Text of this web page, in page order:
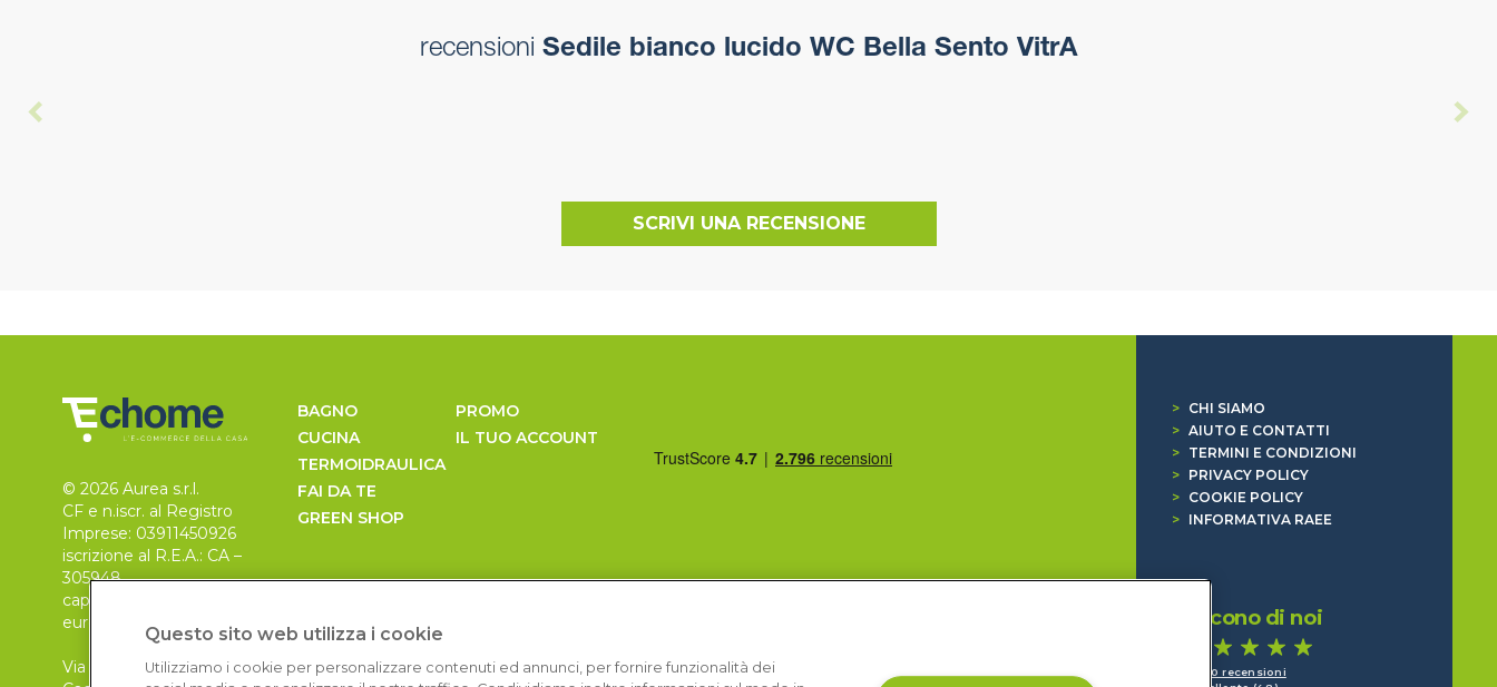
recensioni Sedile bianco lucido WC Bella Sento VitrA
SCRIVI UNA RECENSIONE
© 2026 Aurea s.r.l.
CF e n.iscr. al Registro
Imprese: 03911450926
iscrizione al R.E.A.: CA –
305948
capitale sociale 30.000
euro, i.v.
Via Pietro Leo n. 6
BAGNO
CUCINA
TERMOIDRAULICA
FAI DA TE
GREEN SHOP
PROMO
IL TUO ACCOUNT
>
CHI SIAMO
> AIUTO E CONTATTI
>
TERMINI E CONDIZIONI
>
PRIVACY POLICY
>
COOKIE POLICY
>
INFORMATIVA RAEE
Dicono di noi
1.640 recensioni
Questo sito web utilizza i cookie
Utilizziamo i cookie per personalizzare contenuti ed annunci, per fornire funzionalità dei